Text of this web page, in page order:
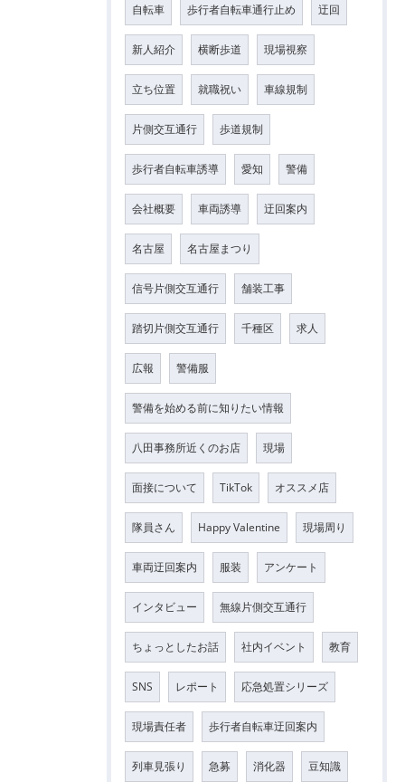
自転車 歩行者自転車通行止め 迂回
新人紹介 横断歩道 現場視察
立ち位置 就職祝い 車線規制
片側交互通行 歩道規制
歩行者自転車誘導 愛知 警備
会社概要 車両誘導 迂回案内
名古屋 名古屋まつり
信号片側交互通行 舗装工事
踏切片側交互通行 千種区 求人
広報 警備服
警備を始める前に知りたい情報
八田事務所近くのお店 現場
面接について TikTok オススメ店
隊員さん Happy Valentine 現場周り
車両迂回案内 服装 アンケート
インタビュー 無線片側交互通行
ちょっとしたお話 社内イベント 教育
SNS レポート 応急処置シリーズ
現場責任者 歩行者自転車迂回案内
列車見張り 急募 消化器 豆知識